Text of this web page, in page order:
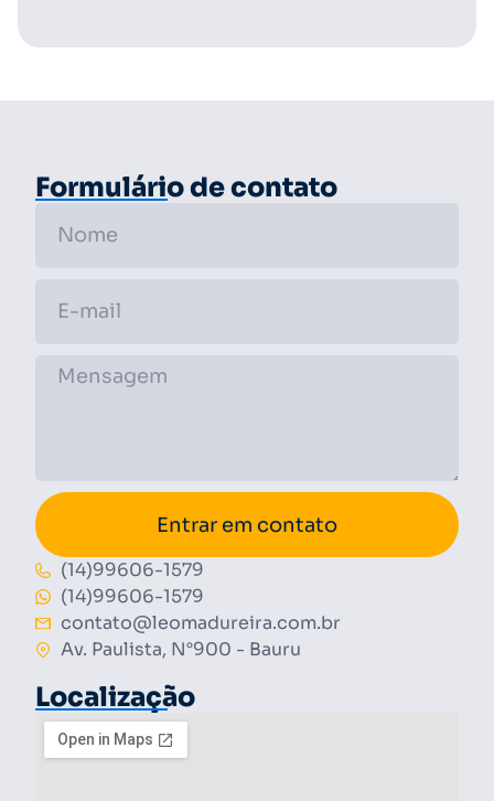
Formulário de contato
Entrar em contato
(14)99606-1579
(14)99606-1579
contato@leomadureira.com.br
Av. Paulista, N°900 - Bauru
Localização